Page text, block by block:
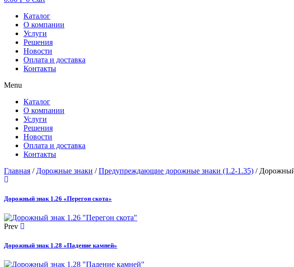
Каталог
О компании
Услуги
Решения
Новости
Оплата и доставка
Контакты
Menu
Каталог
О компании
Услуги
Решения
Новости
Оплата и доставка
Контакты
Главная / Дорожные знаки /Предупреждающие дорожные знаки (1.2-1.35) /
Дорожный знак 1.26 «Перегон скота»
Prev
Дорожный знак 1.28 «Падение камней»